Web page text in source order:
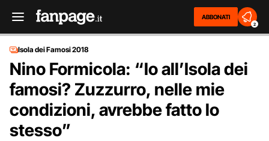
ABBONATI
2
Isola dei Famosi 2018
Nino Formicola: “Io all’Isola dei
famosi? Zuzzurro, nelle mie
condizioni, avrebbe fatto lo
stesso”